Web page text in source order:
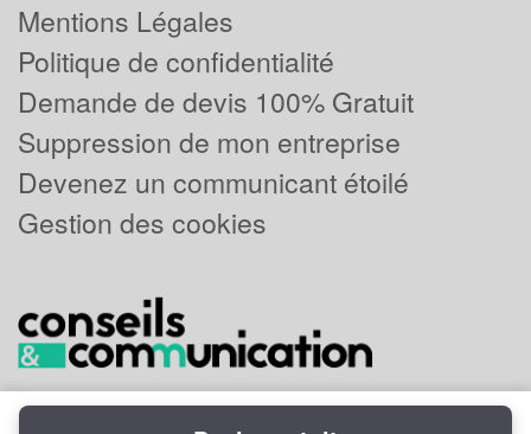
Mentions Légales
Politique de confidentialité
Demande de devis 100% Gratuit
Suppression de mon entreprise
Devenez un communicant étoilé
Gestion des cookies